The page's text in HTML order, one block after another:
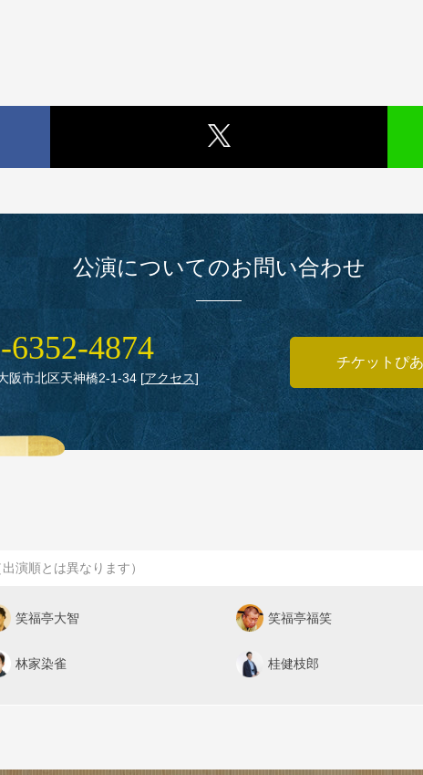
公演についてのお問い合わせ
阪市北区天神橋2‑1‑34[アクセス]
チケットぴ
演順とは異なります）
笑福亭大智 笑福亭福笑
林家染雀 桂健枝郎